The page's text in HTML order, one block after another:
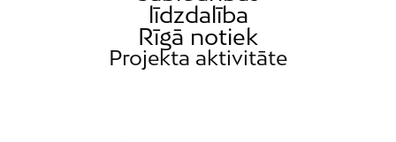
līdzdalība
Rīgā notiek
Projekta aktivitāte